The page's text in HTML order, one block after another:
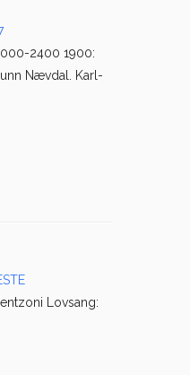
2400 1900:
Nævdal. Karl-
Lovsang: